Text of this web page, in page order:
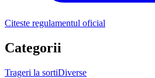
Citeste regulamentul oficial
Categorii
Trageri la sortiDiverse